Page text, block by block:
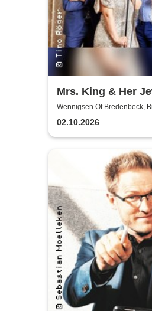
Mrs. King & Her
Blues, Boogie-
n Roll & Soul
Wennigsen Ot Bredenbeck,
Scheune
02.10.2026